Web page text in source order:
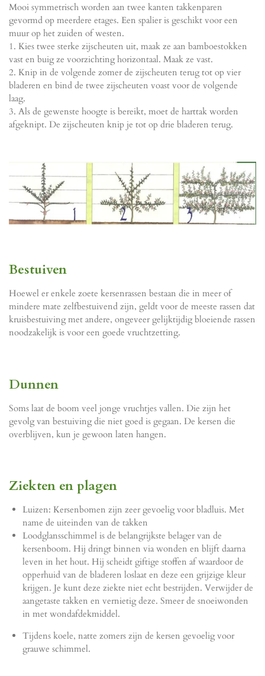
Mooi symmetrisch worden aan twee kanten takkenparen
gevormd op meerdere etages. Een spalier is geschikt voor een
muur op het zuiden of westen.
1. Kies twee sterke zijscheuten uit, maak ze aan bamboestokken
vast en buig ze voorzichting horizontaal. Maak ze vast.
2. Knip in de volgende zomer de zijscheuten terug tot op vier
bladeren en bind de twee zijscheuten voast voor de volgende
laag.
3. Als de gewenste hoogte is bereikt, moet de harttak worden
afgeknipt. De zijscheuten knip je tot op drie bladeren terug.
Bestuiven
Hoewel er enkele zoete kersenrassen bestaan die in meer of
mindere mate zelfbestuivend zijn, geldt voor de meeste rassen dat
kruisbestuiving met andere, ongeveer gelijktijdig bloeiende rassen
noodzakelijk is voor een goede vruchtzetting.
Dunnen
Soms laat de boom veel jonge vruchtjes vallen. Die zijn het
gevolg van bestuiving die niet goed is gegaan. De kersen die
overblijven, kun je gewoon laten hangen.
Ziekten en plagen
Luizen: Kersenbomen zijn zeer gevoelig voor bladluis. Met
name de uiteinden van de takken
Loodglansschimmel is de belangrijkste belager van de
kersenboom. Hij dringt binnen via wonden en blijft daarna
leven in het hout. Hij scheidt giftige stoffen af waardoor de
opperhuid van de bladeren loslaat en deze een grijzige kleur
krijgen. Je kunt deze ziekte niet echt bestrijden. Verwijder de
aangetaste takken en vernietig deze. Smeer de snoeiwonden
in met wondafdekmiddel.
Tijdens koele, natte zomers zijn de kersen gevoelig voor
grauwe schimmel.